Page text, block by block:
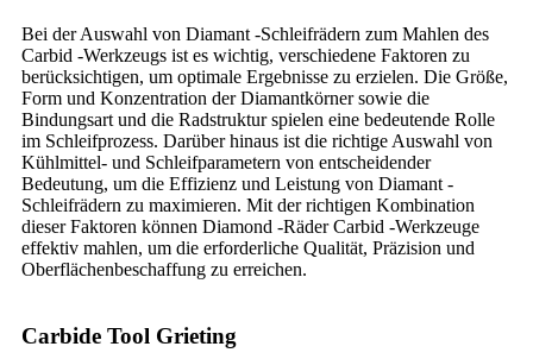
Bei der Auswahl von Diamant -Schleifrädern zum Mahlen des
Carbid -Werkzeugs ist es wichtig, verschiedene Faktoren zu
berücksichtigen, um optimale Ergebnisse zu erzielen. Die Größe,
Form und Konzentration der Diamantkörner sowie die
Bindungsart und die Radstruktur spielen eine bedeutende Rolle
im Schleifprozess. Darüber hinaus ist die richtige Auswahl von
Kühlmittel- und Schleifparametern von entscheidender
Bedeutung, um die Effizienz und Leistung von Diamant -
Schleifrädern zu maximieren. Mit der richtigen Kombination
dieser Faktoren können Diamond -Räder Carbid -Werkzeuge
effektiv mahlen, um die erforderliche Qualität, Präzision und
Oberflächenbeschaffung zu erreichen.
Carbide Tool Grieting